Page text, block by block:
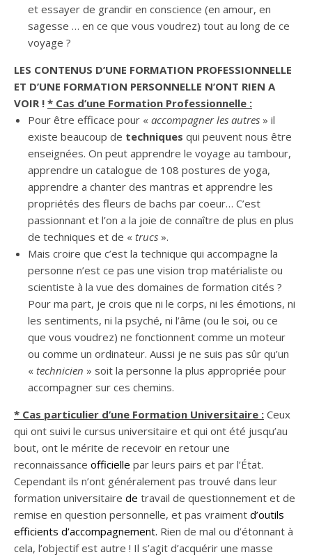
et essayer de grandir en conscience (en amour, en
sagesse … en ce que vous voudrez) tout au long de ce
voyage ?
LES CONTENUS D’UNE FORMATION PROFESSIONNELLE
ET D’UNE FORMATION PERSONNELLE N’ONT RIEN A
VOIR ! * Cas d’une Formation Professionnelle :
Pour être efficace pour « accompagner les autres » il
existe beaucoup de techniques qui peuvent nous être
enseignées. On peut apprendre le voyage au tambour,
apprendre un catalogue de 108 postures de yoga,
apprendre a chanter des mantras et apprendre les
propriétés des fleurs de bachs par coeur… C’est
passionnant et l’on a la joie de connaître de plus en plus
de techniques et de « trucs ».
Mais croire que c’est la technique qui accompagne la
personne n’est ce pas une vision trop matérialiste ou
scientiste à la vue des domaines de formation cités ?
Pour ma part, je crois que ni le corps, ni les émotions, ni
les sentiments, ni la psyché, ni l’âme (ou le soi, ou ce
que vous voudrez) ne fonctionnent comme un moteur
ou comme un ordinateur. Aussi je ne suis pas sûr qu’un
« technicien » soit la personne la plus appropriée pour
accompagner sur ces chemins.
* Cas particulier d’une Formation Universitaire : Ceux
qui ont suivi le cursus universitaire et qui ont été jusqu’au
bout, ont le mérite de recevoir en retour une
reconnaissance officielle par leurs pairs et par l’État.
Cependant ils n’ont généralement pas trouvé dans leur
formation universitaire de travail de questionnement et de
remise en question personnelle, et pas vraiment d’outils
efficients d’accompagnement. Rien de mal ou d’étonnant à
cela, l’objectif est autre ! Il s’agit d’acquérir une masse